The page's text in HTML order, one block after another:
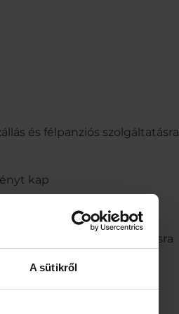
A sütikről
és félpanziós szolgáltatásra
kap
és félpanziós szolgáltatásra
kap